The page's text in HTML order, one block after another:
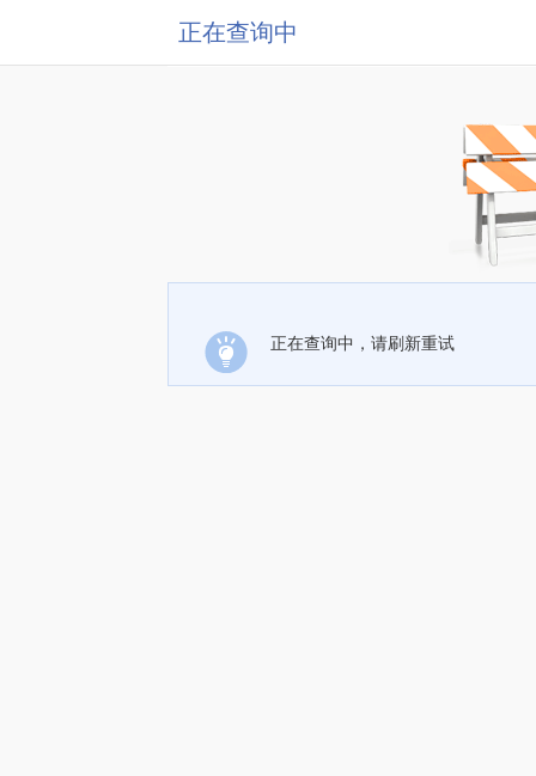
正在查询中
正在查询中，请刷新重试